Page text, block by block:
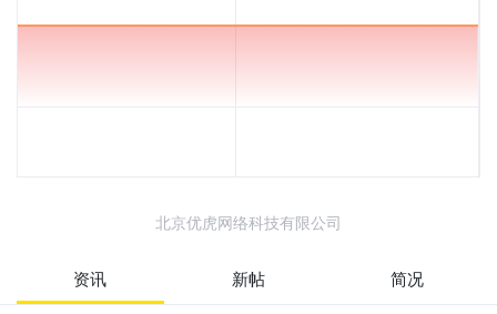
北京优虎网络科技有限公司
资讯 新帖 简况